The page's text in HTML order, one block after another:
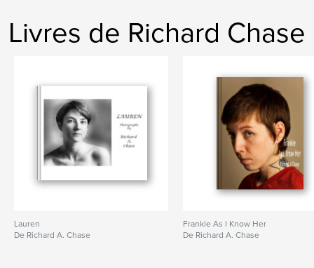
Livres de Richard Chase
Lauren
De Richard A. Chase
Frankie As I Know Her
De Richard A. Chase